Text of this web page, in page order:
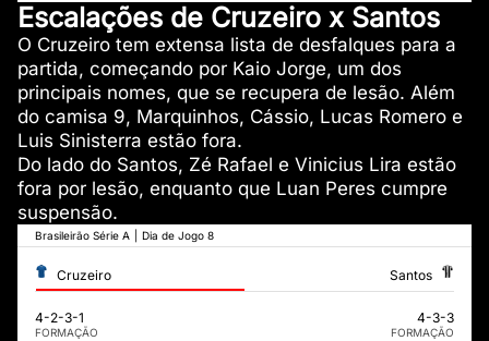
Escalações de Cruzeiro x Santos
O Cruzeiro tem extensa lista de desfalques para a
partida, começando por Kaio Jorge, um dos
principais nomes, que se recupera de lesão. Além
do camisa 9, Marquinhos, Cássio, Lucas Romero e
Luis Sinisterra estão fora.
Do lado do Santos, Zé Rafael e Vinicius Lira estão
fora por lesão, enquanto que Luan Peres cumpre
suspensão.
Brasileirão Série A Dia de Jogo 8
Cruzeiro Santos
4-2-3-1
FORMAÇÃO
4-3-3
FORMAÇÃO